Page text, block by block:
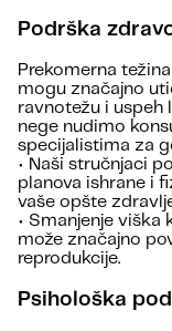
Podrška
Prekomerna
mogu značajno
ravnotežu i uspeh
nege nudimo
specijalistima za
• Naši stručnjaci
planova ishrane i
vaše opšte
• Smanjenje
može značajno
reprodukcije.
Psihološka